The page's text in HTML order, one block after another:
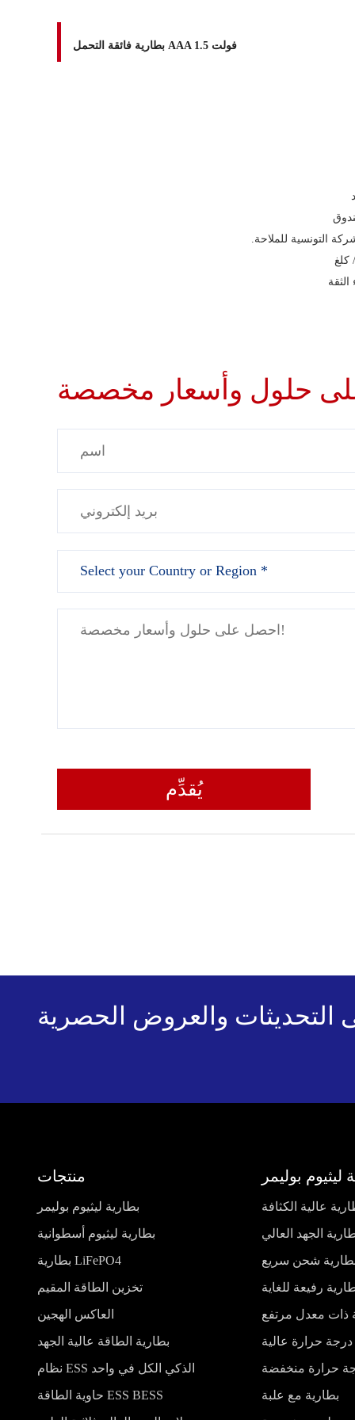
بطارية فائقة التحمل AAA 1.5 فولت
التونسية للملاحة.
كلغ
الثقة
يُقدِّم
منتجات
بطارية ليثيوم بوليمر
بطارية ليثيوم أسطوانية
بطارية LiFePO4
تخزين الطاقة المقيم
العاكس الهجين
بطارية الطاقة عالية الجهد
نظام ESS الذكي الكل في واحد
حاوية الطاقة ESS BESS
ليثيوم بوليمر
عالية الكثافة
الجهد العالي
شحن سريع
رفيعة للغاية
ذات معدل مرتفع
حرارة عالية
حرارة منخفضة
بطارية مع علبة